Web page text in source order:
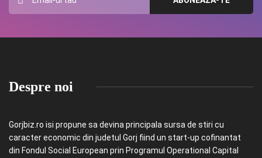
Despre noi
Gorjbiz.ro isi propune sa devina principala sursa de stiri cu
caracter economic din judetul Gorj fiind un start-up cofinantat
din Fondul Social European prin Programul Operational Capital